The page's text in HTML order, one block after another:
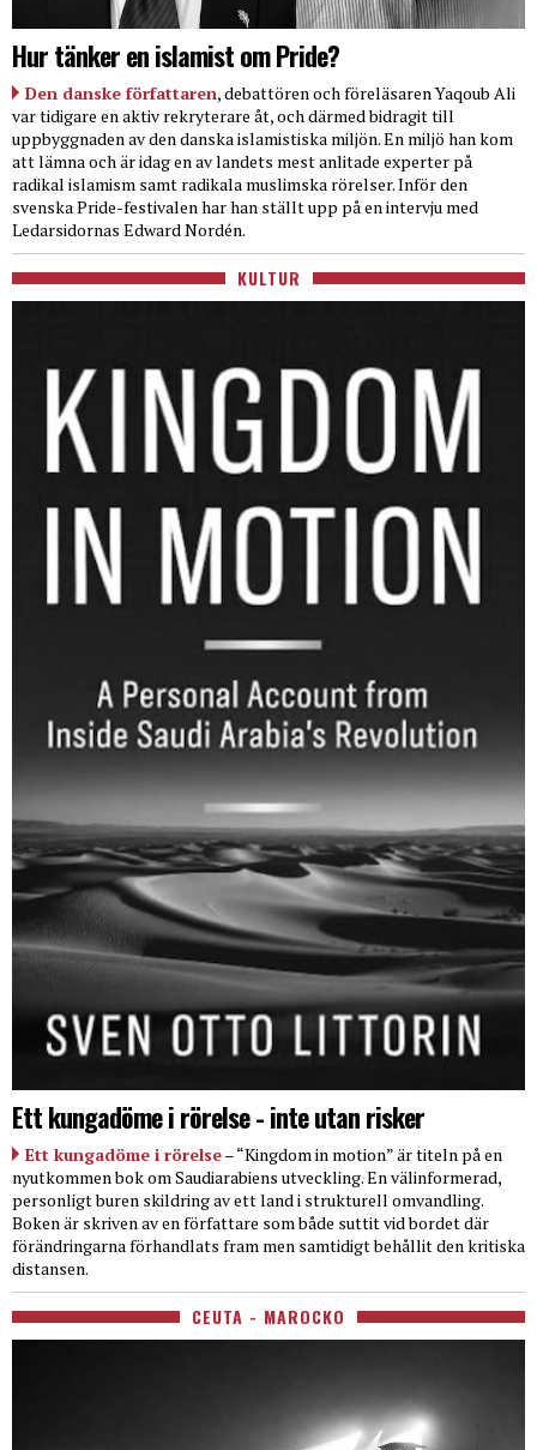
Hur tänker en islamist om Pride?
Den danske författaren, debattören och föreläsaren Yaqoub Ali
var tidigare en aktiv rekryterare åt, och därmed bidragit till
uppbyggnaden av den danska islamistiska miljön. En miljö han kom
att lämna och är idag en av landets mest anlitade experter på
radikal islamism samt radikala muslimska rörelser. Inför den
svenska Pride-festivalen har han ställt upp på en intervju med
Ledarsidornas Edward Nordén.
KULTUR
Ett kungadöme i rörelse - inte utan risker
Ett kungadöme i rörelse– “Kingdom in motion” är titeln på en
nyutkommen bok om Saudiarabiens utveckling. En välinformerad,
personligt buren skildring av ett land i strukturell omvandling.
Boken är skriven av en författare som både suttit vid bordet där
förändringarna förhandlats fram men samtidigt behållit den kritiska
distansen.
CEUTA - MAROCKO